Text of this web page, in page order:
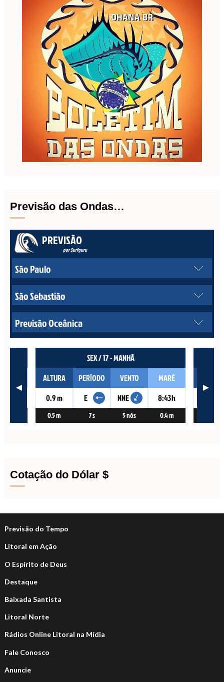
Previsão das Ondas…
Cotação do Dólar $
Previsão do Tempo
Litoral em Ação
O Espírito de Deus
Destaque
Baixada Santista
Litoral Norte
Rádios Online Litoral na Mídia
Fale Conosco
Anuncie